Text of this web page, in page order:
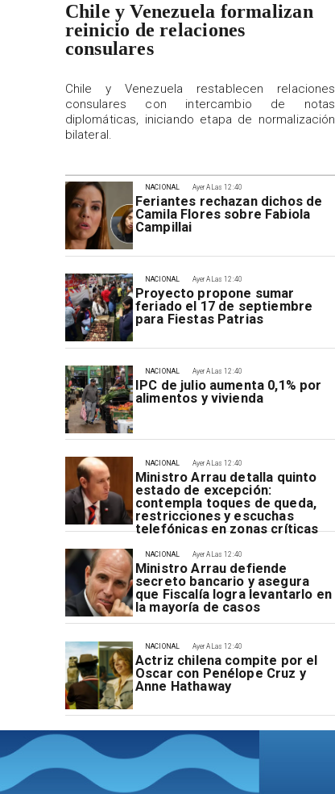
Ayer A Las 12:40
Feriantes rechazan dichos de
Camila Flores sobre Fabiola
Campillai
NACIONAL
Ayer A Las 12:40
Proyecto propone sumar
feriado el 17 de septiembre
para Fiestas Patrias
NACIONAL
Ayer A Las 12:40
IPC de julio aumenta 0,1% por
alimentos y vivienda
NACIONAL
Ayer A Las 12:40
Ministro Arrau detalla quinto
estado de excepción:
contempla toques de queda,
restricciones y escuchas
telefónicas en zonas críticas
NACIONAL
Ayer A Las 12:40
Ministro Arrau defiende
secreto bancario y asegura
que Fiscalía logra levantarlo en
la mayoría de casos
NACIONAL
Ayer A Las 12:40
Actriz chilena compite por el
Oscar con Penélope Cruz y
Anne Hathaway
NACIONAL
Chile y Venezuela formalizan
reinicio de relaciones
consulares
Chile y Venezuela restablecen relaciones
consulares con intercambio de notas
diplomáticas, iniciando etapa de normalización
bilateral.